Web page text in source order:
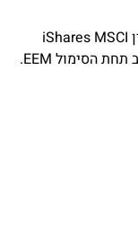
הניתוח על המדד יתבצע באמצעות ניתוח הקרן iShares MSCI